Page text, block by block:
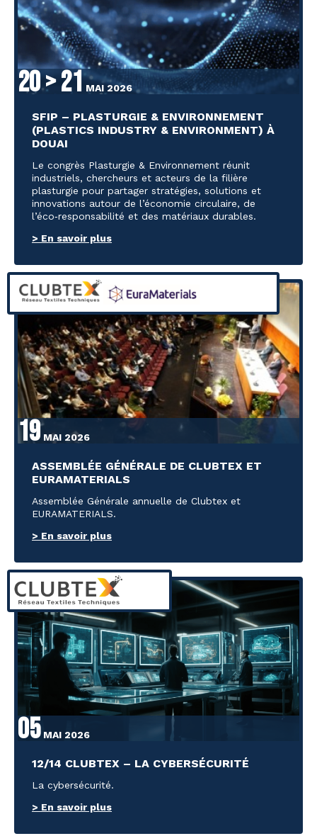
20 > 21 MAI 2026
SFIP – PLASTURGIE & ENVIRONNEMENT
(PLASTICS INDUSTRY & ENVIRONMENT) À
DOUAI
Le congrès Plasturgie & Environnement réunit
industriels, chercheurs et acteurs de la filière
plasturgie pour partager stratégies, solutions et
innovations autour de l’économie circulaire, de
l’éco‑responsabilité et des matériaux durables.
> En savoir plus
19 MAI 2026
ASSEMBLÉE GÉNÉRALE DE CLUBTEX ET
EURAMATERIALS
Assemblée Générale annuelle de Clubtex et
EURAMATERIALS.
> En savoir plus
05MAI 2026
12/14 CLUBTEX – LA CYBERSÉCURITÉ
La cybersécurité.
> En savoir plus